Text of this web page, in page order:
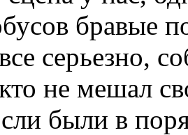
бравые
серьезно,
не мешал
были в